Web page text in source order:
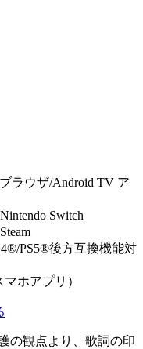
ラウザ/Android TV ア
Switch
PS5®後方互換機能対
ホアプリ）
の観点より、歌詞の印